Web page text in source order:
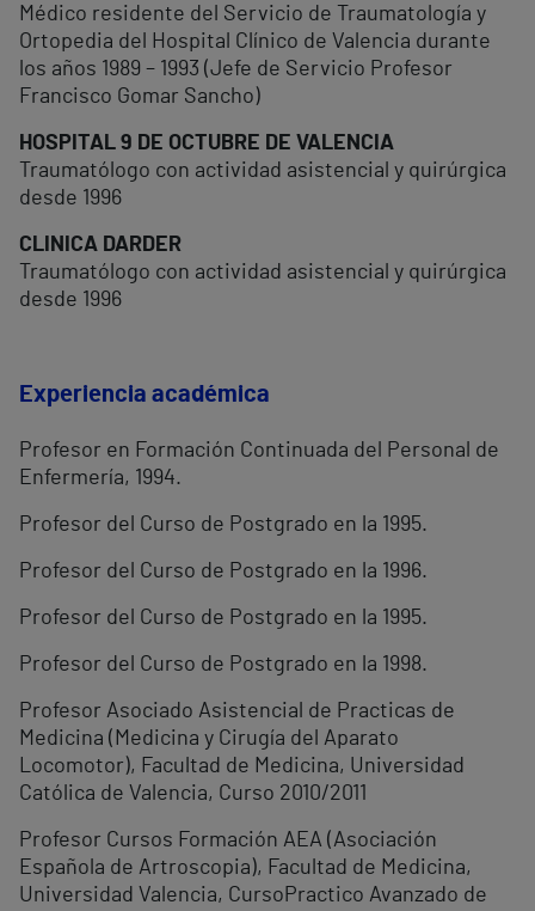
Médico residente del Servicio de Traumatología y
Ortopedia del Hospital Clínico de Valencia durante
los años 1989 – 1993 (Jefe de Servicio Profesor
Francisco Gomar Sancho)
HOSPITAL 9 DE OCTUBRE DE VALENCIA
Traumatólogo con actividad asistencial y quirúrgica
desde 1996
CLINICA DARDER
Traumatólogo con actividad asistencial y quirúrgica
desde 1996
Experiencia académica
Profesor en Formación Continuada del Personal de
Enfermería, 1994.
Profesor del Curso de Postgrado en la 1995.
Profesor del Curso de Postgrado en la 1996.
Profesor del Curso de Postgrado en la 1995.
Profesor del Curso de Postgrado en la 1998.
Profesor Asociado Asistencial de Practicas de
Medicina (Medicina y Cirugía del Aparato
Locomotor), Facultad de Medicina, Universidad
Católica de Valencia, Curso 2010/2011
Profesor Cursos Formación AEA (Asociación
Española de Artroscopia), Facultad de Medicina,
Universidad Valencia, CursoPractico Avanzado de